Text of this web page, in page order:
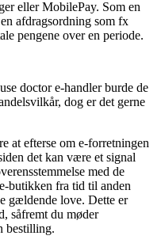
eller MobilePay. Som en
afdragsordning som fx
pengene over en periode.
doctor e-handler burde de
dog er det gerne
at efterse om e-forretningen
det kan være et signal
med de
butikken fra tid til anden
gældende love. Dette er
såfremt du møder
bestilling.